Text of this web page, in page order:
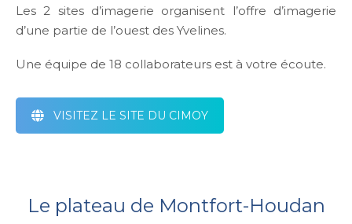
Les 2 sites d’imagerie organisent l’offre d’imagerie
d’une partie de l’ouest des Yvelines.
Une équipe de 18 collaborateurs est à votre écoute.
VISITEZ LE SITE DU CIMOY
Le plateau de Montfort-Houdan